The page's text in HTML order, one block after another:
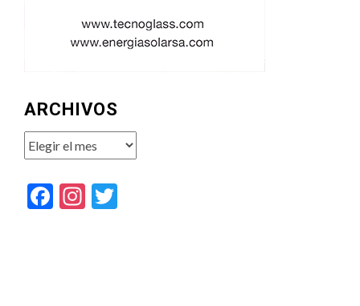
ARCHIVOS
Archivos
Facebook
Instagram